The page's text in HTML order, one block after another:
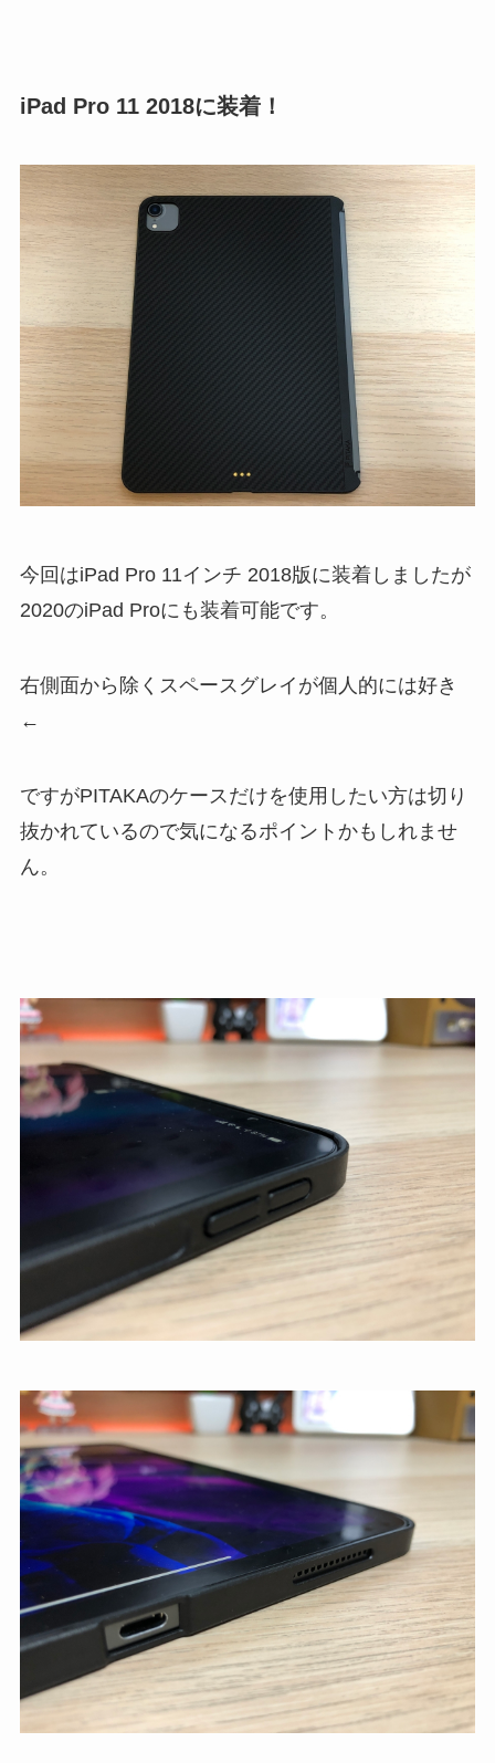
iPad Pro 11 2018に装着！
今回はiPad Pro 11インチ 2018版に装着しましたが
2020のiPad Proにも装着可能です。
右側面から除くスペースグレイが個人的には好き
←
ですがPITAKAのケースだけを使用したい方は切り
抜かれているので気になるポイントかもしれませ
ん。